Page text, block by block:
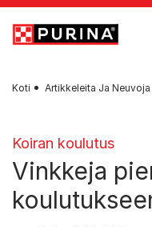
Skip to main content
Koti Artikkeleita Ja
Koiran koulutus
Vinkkeja